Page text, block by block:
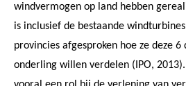
windvermogen op land hebben
is inclusief de bestaande
provincies afgesproken hoe ze deze
onderling willen verdelen (IPO,